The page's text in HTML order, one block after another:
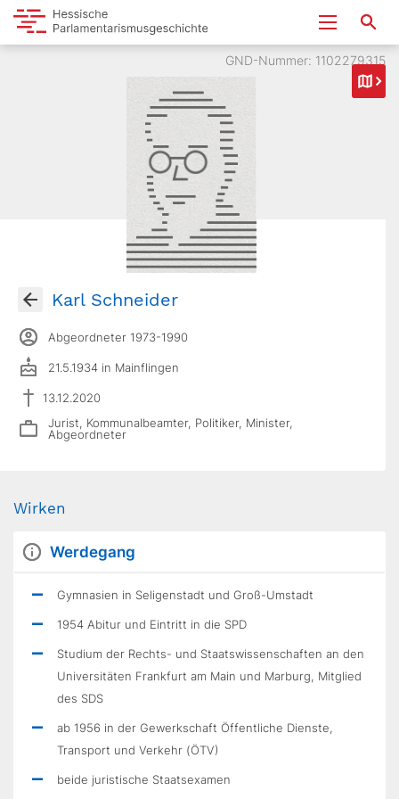
GND-Nummer: 1102279315
Karl Schneider
Abgeordneter 1973-1990
21.5.1934 in Mainflingen
13.12.2020
Jurist, Kommunalbeamter, Politiker, Minister,
Abgeordneter
Wirken
Werdegang
Gymnasien in Seligenstadt und Groß-Umstadt
1954 Abitur und Eintritt in die SPD
Studium der Rechts- und Staatswissenschaften an den
Universitäten Frankfurt am Main und Marburg, Mitglied
des SDS
ab 1956 in der Gewerkschaft Öffentliche Dienste,
Transport und Verkehr (ÖTV)
beide juristische Staatsexamen